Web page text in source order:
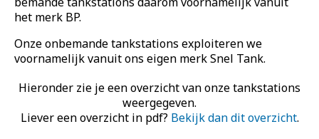
het merk BP.
Onze onbemande tankstations exploiteren we
voornamelijk vanuit ons eigen merk Snel Tank.
Hieronder zie je een overzicht van onze tankstations
weergegeven.
Liever een overzicht in pdf? Bekijk dan dit overzicht.